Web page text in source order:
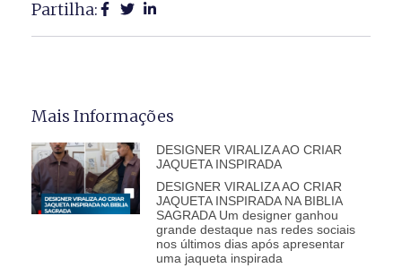
Partilha:
Mais Informações
DESIGNER VIRALIZA AO CRIAR
JAQUETA INSPIRADA
DESIGNER VIRALIZA AO CRIAR
JAQUETA INSPIRADA NA BIBLIA
SAGRADA Um designer ganhou
grande destaque nas redes sociais
nos últimos dias após apresentar
uma jaqueta inspirada